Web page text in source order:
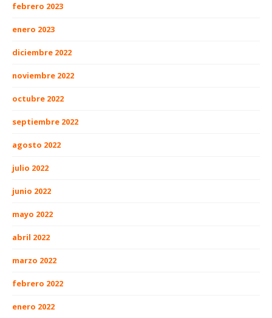
febrero 2023
enero 2023
diciembre 2022
noviembre 2022
octubre 2022
septiembre 2022
agosto 2022
julio 2022
junio 2022
mayo 2022
abril 2022
marzo 2022
febrero 2022
enero 2022